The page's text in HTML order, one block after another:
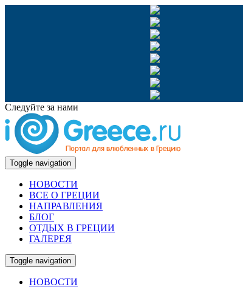
Следуйте за нами
Toggle navigation
НОВОСТИ
ВСЕ О ГРЕЦИИ
НАПРАВЛЕНИЯ
БЛОГ
ОТДЫХ В ГРЕЦИИ
ГАЛЕРЕЯ
Toggle navigation
НОВОСТИ